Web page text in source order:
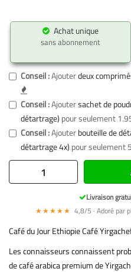
Achat unique
sans abonnement
Conseil :Ajouterdeux
Conseil :Ajoutersachet de
détartrage) pour seulement
Conseil :Ajouterbouteille de
détartrage 4x) pour seulement
Livraison
★★★★★ 4,8/5 · Adoré par
Café du Jour Ethiopie Café
Les connaisseurs connaissent
de café arabica premium de